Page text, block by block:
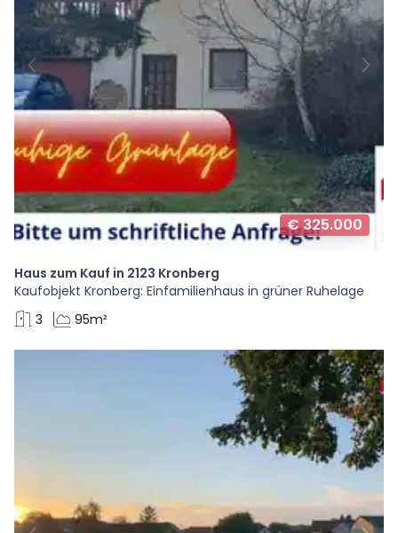
€ 325.000
Haus zum Kauf in 2123 Kronberg
Kaufobjekt Kronberg: Einfamilienhaus in grüner Ruhelage
3
95m²